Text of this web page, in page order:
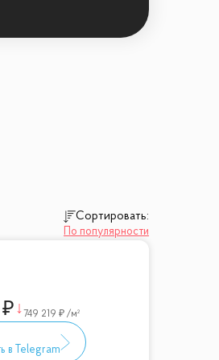
Сортировать:
По популярности
749 219 /м²